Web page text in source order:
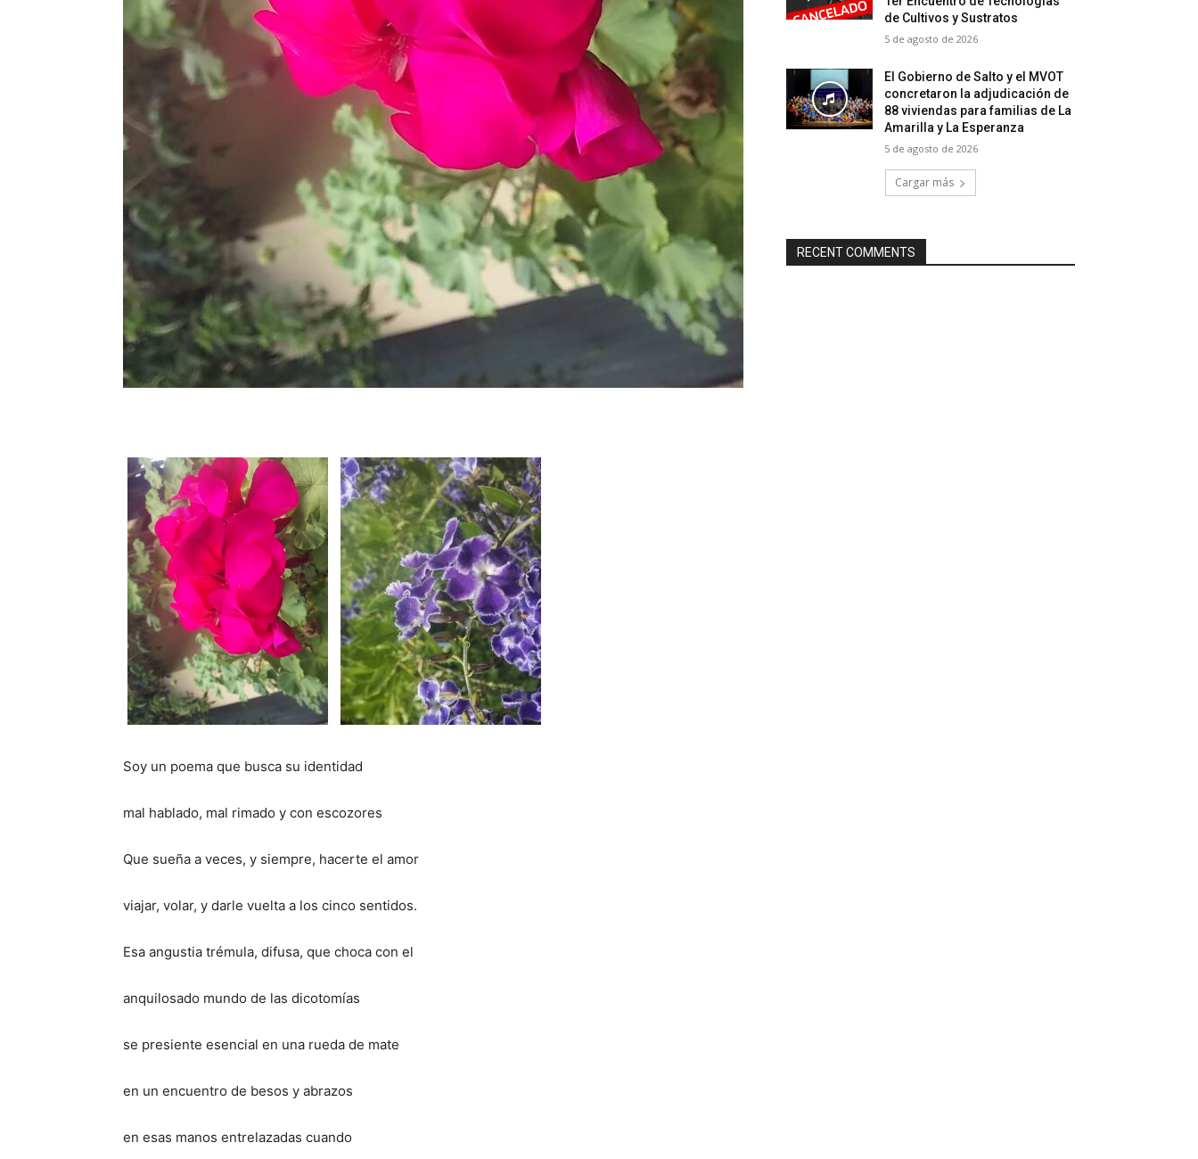
Soy un poema que busca su identidad
mal hablado, mal rimado y con escozores
Que sueña a veces, y siempre, hacerte el amor
viajar, volar, y darle vuelta a los cinco sentidos.
Esa angustia trémula, difusa, que choca con el
anquilosado mundo de las dicotomías
se presiente esencial en una rueda de mate
en un encuentro de besos y abrazos
en esas manos entrelazadas cuando
de Cultivos y Sustratos
5 de agosto de 2026
El Gobierno de Salto y el MVOT
concretaron la adjudicación de
88 viviendas para familias de La
Amarilla y La Esperanza
5 de agosto de 2026
Cargar más
RECENT COMMENTS